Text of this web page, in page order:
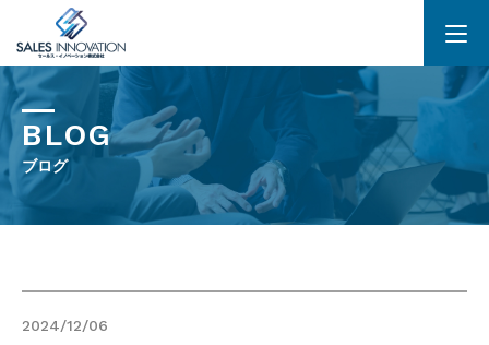
BLOG
ブログ
2024/12/06